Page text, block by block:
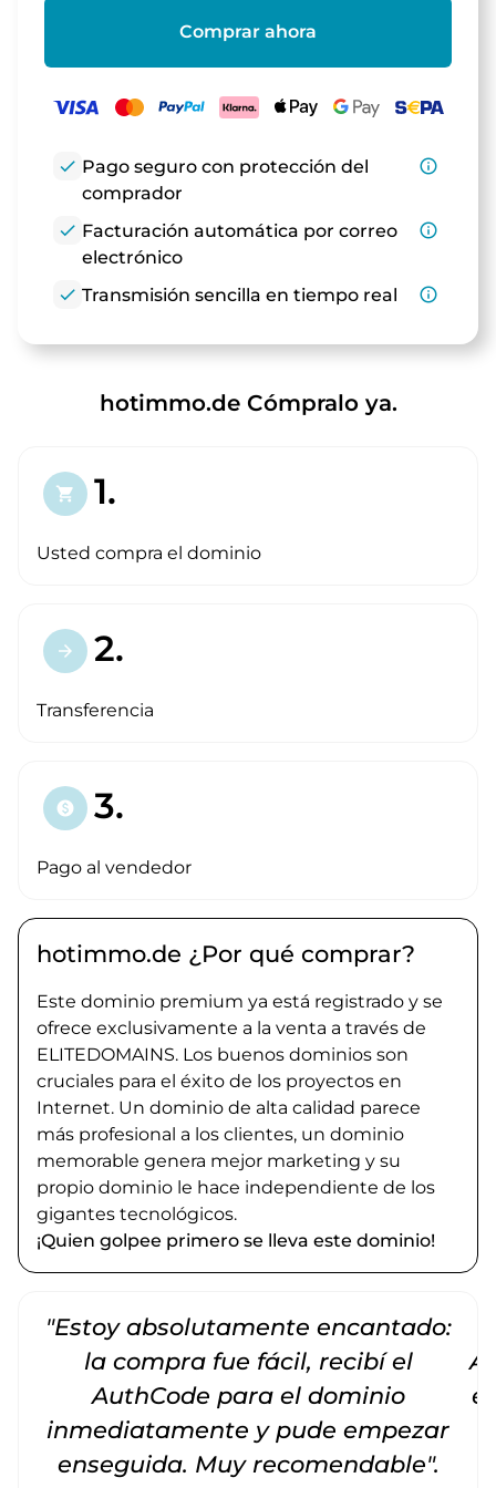
Comprar ahora
check Pago seguro con protección del
comprador
info_outline
check Facturación automática por correo
electrónico
info_outline
check Transmisión sencilla en tiempo real info_outline
hotimmo.de Cómpralo ya.
shopping_cart 1.
Usted compra el dominio
arrow_forward 2.
Transferencia
paid 3.
Pago al vendedor
hotimmo.de ¿Por qué comprar?
Este dominio premium ya está registrado y se
ofrece exclusivamente a la venta a través de
ELITEDOMAINS. Los buenos dominios son
cruciales para el éxito de los proyectos en
Internet. Un dominio de alta calidad parece
más profesional a los clientes, un dominio
memorable genera mejor marketing y su
propio dominio le hace independiente de los
gigantes tecnológicos.
¡Quien golpee primero se lleva este dominio!
"Estoy absolutamente encantado:
la compra fue fácil, recibí el
AuthCode para el dominio
inmediatamente y pude empezar
enseguida. Muy recomendable".